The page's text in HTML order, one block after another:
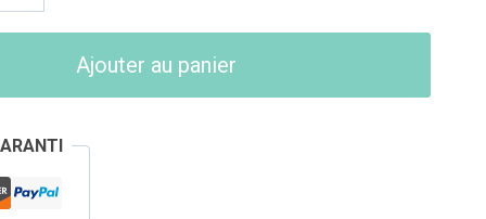
Ajouter au panier